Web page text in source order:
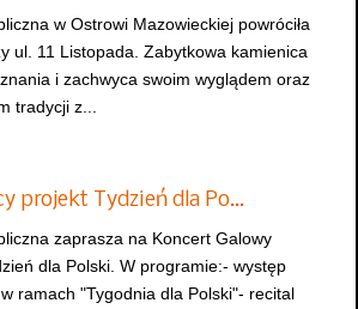
w Ostrowi Mazowieckiej powróciła
ul. 11 Listopada. Zabytkowa kamienica
i zachwyca swoim wyglądem oraz
tradycji z...
projekt Tydzień dla Po…
zaprasza na Koncert Galowy
dla Polski. W programie:- występ
ramach "Tygodnia dla Polski"- recital